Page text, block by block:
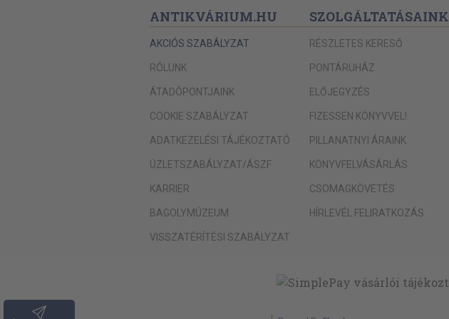
ANTIKVÁRIUM.HU
AKCIÓS SZABÁLYZAT
RÓLUNK
ÁTADÓPONTJAINK
COOKIE SZABÁLYZAT
ADATKEZELÉSI TÁJÉKOZTATÓ
ÜZLETSZABÁLYZAT/ÁSZF
KARRIER
BAGOLYMÚZEUM
VISSZATÉRÍTÉSI SZABÁLYZAT
SZOLGÁLTATÁSAINK
RÉSZLETES KERESŐ
PONTÁRUHÁZ
ELŐJEGYZÉS
FIZESSEN KÖNYVVEL!
PILLANATNYI ÁRAINK
KÖNYVFELVÁSÁRLÁS
CSOMAGKÖVETÉS
HÍRLEVÉL FELIRATKOZÁS